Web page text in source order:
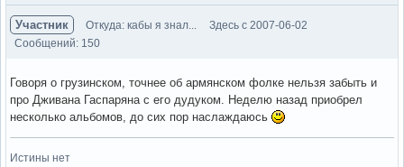
Участник Откуда: кабы я знал...
Здесь с 2007-06-02
Сообщений: 150
Говоря о грузинском, точнее об армянском фолке нельзя забыть и
про Дживана Гаспаряна с его дудуком. Неделю назад приобрел
несколько альбомов, до сих пор наслаждаюсь
Истины нет